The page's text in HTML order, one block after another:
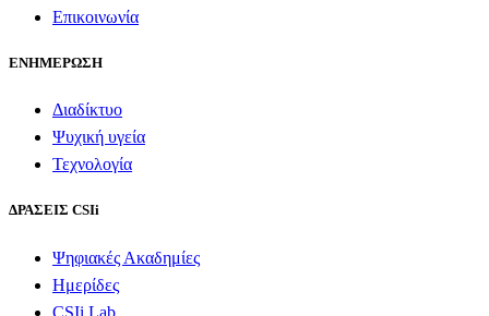
Επικοινωνία
ΕΝΗΜΕΡΩΣΗ
Διαδίκτυο
Ψυχική υγεία
Τεχνολογία
ΔΡΑΣΕΙΣ CSIi
Ψηφιακές Ακαδημίες
Ημερίδες
CSIi Lab